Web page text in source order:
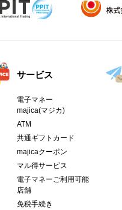
サービス
電子マネー
majica(マジカ)
ATM
共通ギフトカード
majicaクーポン
マル得サービス
電子マネーご利用可能
店舗
免税手続き